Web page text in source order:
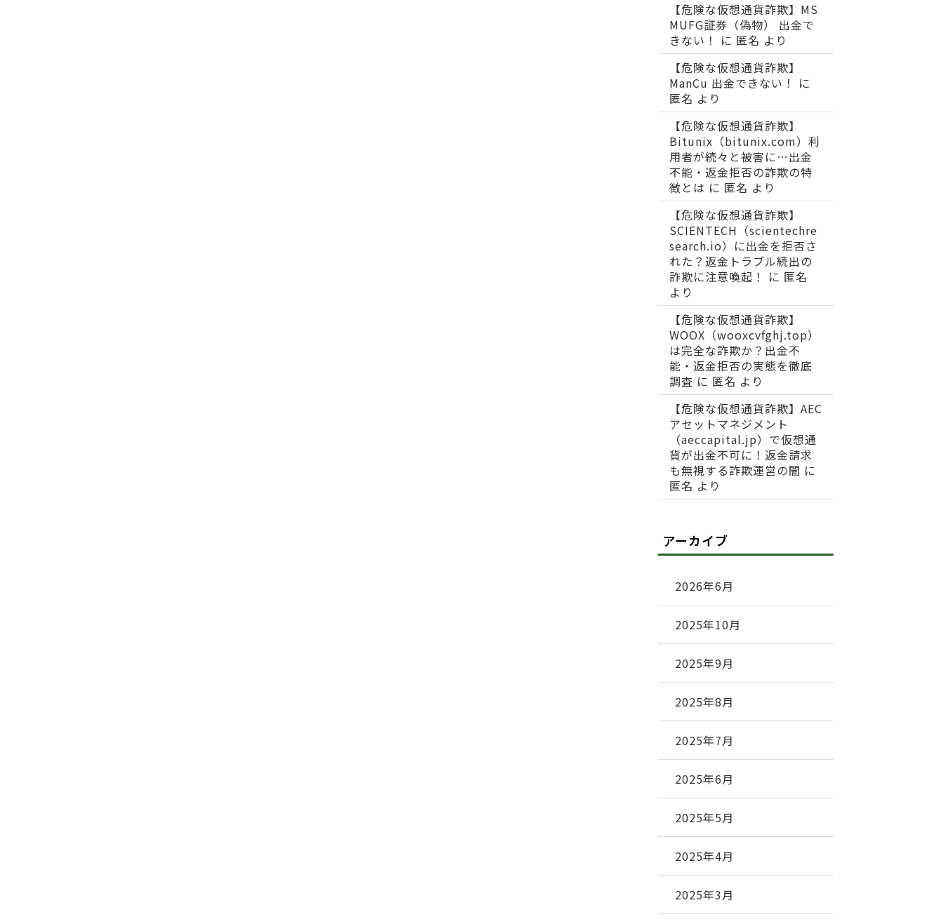
【危険な仮想通貨詐欺】MS
MUFG証券（偽物） 出金で
きない！
に 匿名 より
【危険な仮想通貨詐欺】
ManCu 出金できない！
に
匿名 より
【危険な仮想通貨詐欺】
Bitunix（bitunix.com）利
用者が続々と被害に…出金
不能・返金拒否の詐欺の特
徴とは に 匿名 より
【危険な仮想通貨詐欺】
SCIENTECH（scientechre
search.io）に出金を拒否さ
れた？返金トラブル続出の
詐欺に注意喚起！
に 匿名
より
【危険な仮想通貨詐欺】
WOOX（wooxcvfghj.top）
は完全な詐欺か？出金不
能・返金拒否の実態を徹底
調査 に 匿名 より
【危険な仮想通貨詐欺】AEC
アセットマネジメント
（aeccapital.jp）で仮想通
貨が出金不可に！返金請求
も無視する詐欺運営の闇 に
匿名 より
アーカイブ
2026年6月
2025年10月
2025年9月
2025年8月
2025年7月
2025年6月
2025年5月
2025年4月
2025年3月